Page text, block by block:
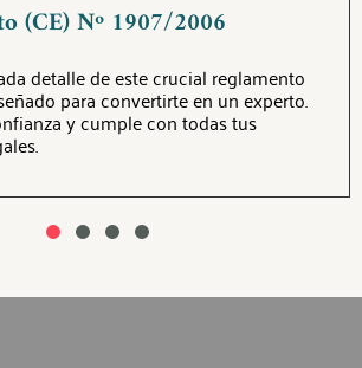
(CE) Nº 1907/2006
detalle de este crucial reglamento
para convertirte en un experto.
y cumple con todas tus